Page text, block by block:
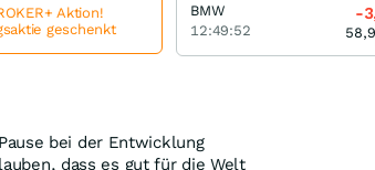
bei der Entwicklung
dass es gut für die Welt
Aktion!
geschenkt
BMW
12:49:52
-